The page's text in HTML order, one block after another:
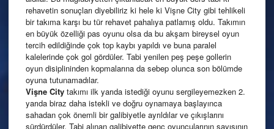
rehavetin sonuçları diyebiliriz ki hele ki Vişne City gibi tehlikeli
bir takıma karşı bu tür rehavet pahalıya patlamış oldu. Takımın
en büyük özelliği pas oyunu olsa da bu akşam bireysel oyun
tercih edildiğinde çok top kaybı yapıldı ve buna paralel
kalelerinde çok gol gördüler. Tabi yenilen peş peşe gollerin
oyun disiplininden kopmalarına da sebep olunca son bölümde
oyuna tutunamadılar.
Vişne City takımı ilk yarıda istediği oyunu sergileyemezken 2.
yarıda biraz daha istekli ve doğru oynamaya başlayınca
sahadan çok önemli bir galibiyetle ayrıldılar ve çıkışlarını
sürdürdüler. Tabi alınan galibiyette genç oyuncularının sayısının